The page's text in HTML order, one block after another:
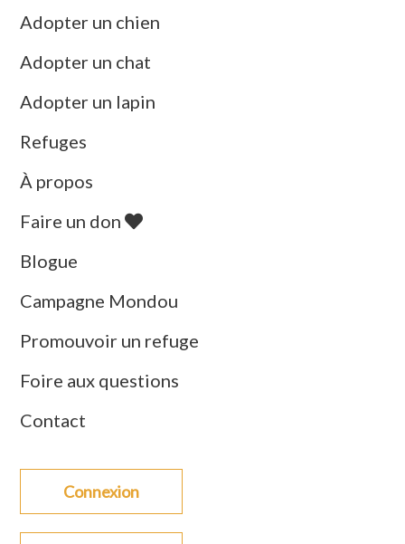
Adopter un chien
Adopter un chat
Adopter un lapin
Refuges
À propos
Faire un don
Blogue
Campagne Mondou
Promouvoir un refuge
Foire aux questions
Contact
Connexion